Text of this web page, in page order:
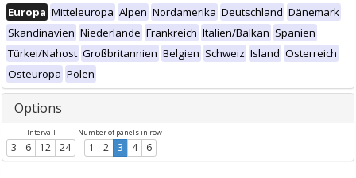
Europa Mitteleuropa Alpen Nordamerika Deutschland Dänemark
Skandinavien Niederlande Frankreich Italien/Balkan Spanien
Türkei/Nahost Großbritannien Belgien Schweiz Island Österreich
Osteuropa Polen
Options
Intervall
3 6 12 24
Number of panels in row
1 2 3 4 6